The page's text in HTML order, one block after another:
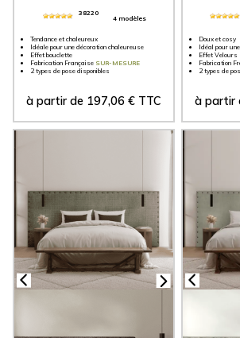
38220
4 modèles
Tendance et chaleureux
Idéale pour une décoration chaleureuse
Effet bouclette
Fabrication Française SUR-MESURE
2 types de pose disponibles
à partir de 197,06€ TTC
Doux et cosy
Idéal pour
Effet Velours
Fabrication
2 types de
à partir